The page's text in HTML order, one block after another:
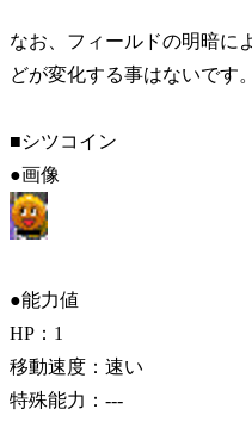
なお、フィールドの明暗に
どが変化する事はないです。
■シツコイン
●画像
●能力値
HP：1
移動速度：速い
特殊能力：---